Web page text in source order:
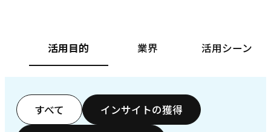
活用目的 業界 活用シーン
すべて インサイトの獲得